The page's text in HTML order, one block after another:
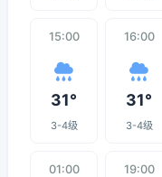
15:00
31°
3-4级
16:00
31°
3-4级
01:00 19:00